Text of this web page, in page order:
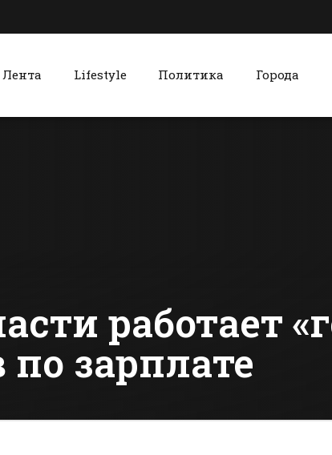
Лента Lifestyle Политика Города
работает
зарплате